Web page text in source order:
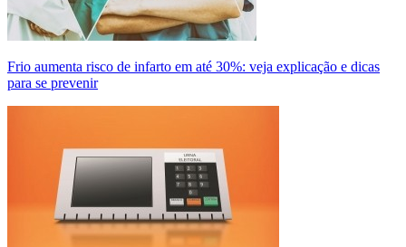
Frio aumenta risco de infarto em até 30%: veja explicação e dicas
para se prevenir